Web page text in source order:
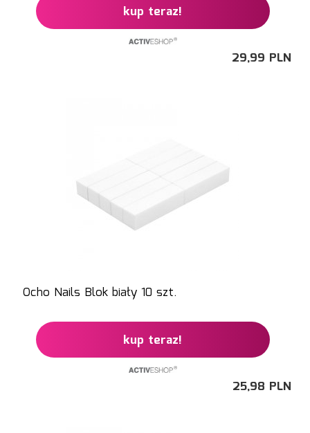
kup teraz!
29,99 PLN
Ocho Nails Blok biały 10 szt.
kup teraz!
25,98 PLN